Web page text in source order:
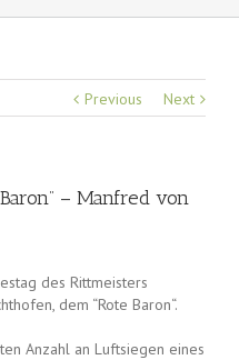
Previous Next
– Manfred von
des Rittmeisters
dem “Rote Baron“.
Anzahl an Luftsiegen eines